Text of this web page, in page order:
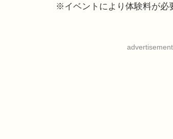
※イベントにより体験料が必
advertisement